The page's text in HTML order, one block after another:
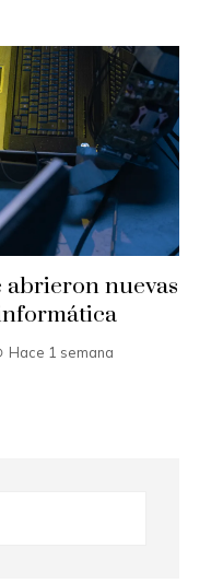
nuevas
Hace 1 semana